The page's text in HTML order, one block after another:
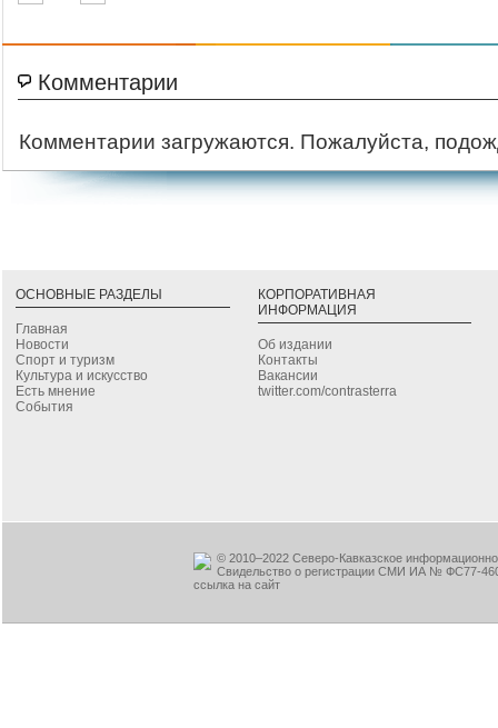
Комментарии
Комментарии загружаются. Пожалуйста,
ОСНОВНЫЕ РАЗДЕЛЫ
Главная
Новости
Спорт и туризм
Культура и искусство
Есть мнение
События
КОРПОРАТИВНАЯ
ИНФОРМАЦИЯ
Об издании
Контакты
Вакансии
twitter.com/contrasterra
© 2010–2022 Северо-Кавказское
Свидельство о регистрации СМИ ИА № ФС77-
ссылка на сайт